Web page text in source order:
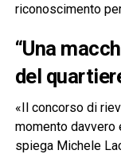
riconoscimento
“Una
del
«Il concorso di
momento davvero
spiega Michele